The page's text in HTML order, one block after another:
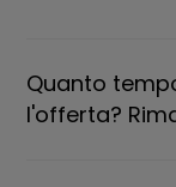
Quanto
l'offerta?